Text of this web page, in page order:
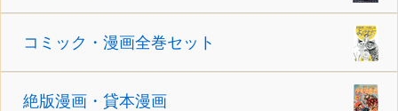
コミック・漫画全巻セット
絶版漫画・貸本漫画